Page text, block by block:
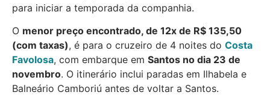
para iniciar a temporada da companhia.
O menor preço encontrado, de 12x de R$ 135,50
(com taxas), é para o cruzeiro de 4 noites do Costa
Favolosa, com embarque em Santos no dia 23 de
novembro. O itinerário inclui paradas em Ilhabela e
Balneário Camboriú antes de voltar a Santos.